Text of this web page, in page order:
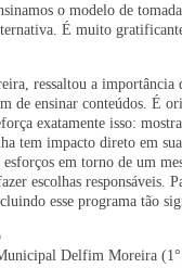
o modelo de
É muito
ressaltou a
de ensinar conteúdos. É
exatamente isso:
tem impacto direto em
em torno de um
escolhas responsáveis.
esse programa tão
Delfim Moreira